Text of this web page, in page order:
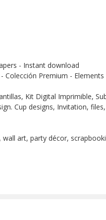
- Instant download
Premium -
Kit Digital Imprimible,
Cup designs, Invitation,
art, party décor,